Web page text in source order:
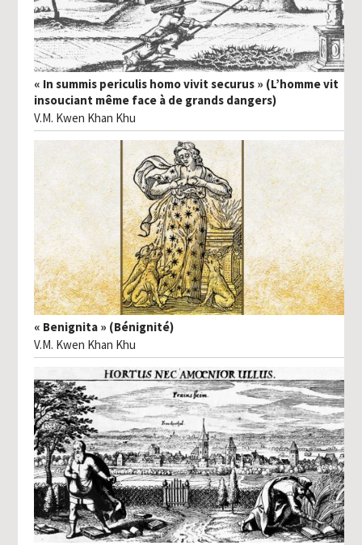
« In summis periculis homo vivit securus » (L’homme vit
insouciant même face à de grands dangers)
V.M. Kwen Khan Khu
« Benignita » (Bénignité)
V.M. Kwen Khan Khu